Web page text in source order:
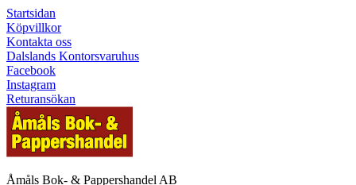
Startsidan
Köpvillkor
Kontakta oss
Dalslands Kontorsvaruhus
Facebook
Instagram
Returansökan
Åmåls Bok- & Pappershandel AB